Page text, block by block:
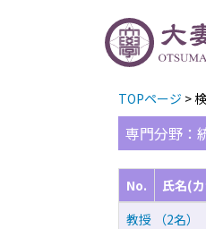
TOPページ >
専門分野：
No. 氏名(
教授 （2名）